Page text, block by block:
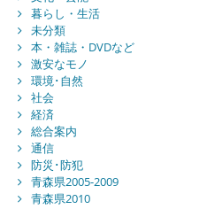
暮らし・生活
未分類
本・雑誌・DVDなど
激安なモノ
環境･自然
社会
経済
総合案内
通信
防災･防犯
青森県2005-2009
青森県2010